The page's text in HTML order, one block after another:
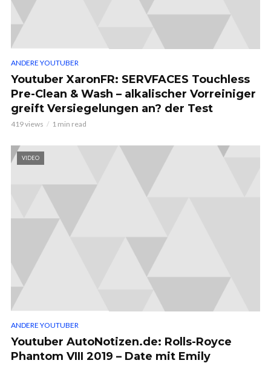
ANDERE YOUTUBER
Youtuber XaronFR: SERVFACES Touchless
Pre-Clean & Wash – alkalischer Vorreiniger
greift Versiegelungen an? der Test
419 views 1 min read
VIDEO
ANDERE YOUTUBER
Youtuber AutoNotizen.de: Rolls-Royce
Phantom VIII 2019 – Date mit Emily